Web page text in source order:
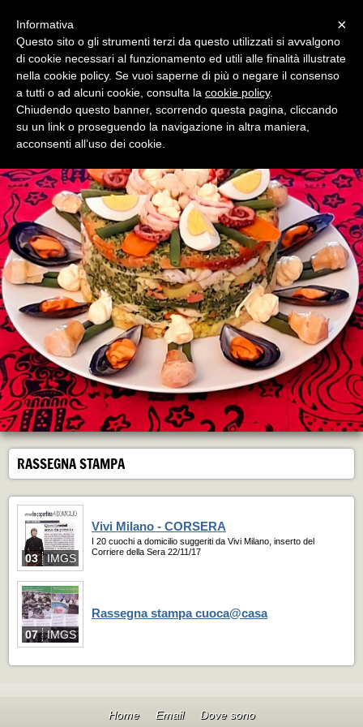
cuoca a domicilio
Qualità e fantasia nella cucina di casa tua.
RASSEGNA STAMPA
03 IMGS
Vivi Milano - CORSERA
I 20 cuochi a domicilio suggeriti da Vivi Milano, inserto del
Corriere della Sera 22/11/17
07 IMGS
Rassegna stampa cuoca@casa
Home Email Dove sono
×
Informativa
Questo sito o gli strumenti terzi da questo utilizzati si avvalgono
di cookie necessari al funzionamento ed utili alle finalità illustrate
nella cookie policy. Se vuoi saperne di più o negare il consenso
a tutti o ad alcuni cookie, consulta la cookie policy.
Chiudendo questo banner, scorrendo questa pagina, cliccando
su un link o proseguendo la navigazione in altra maniera,
acconsenti all’uso dei cookie.